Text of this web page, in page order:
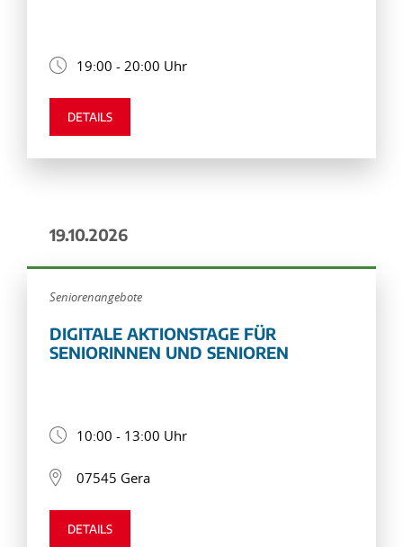
19:00 - 20:00 Uhr
DETAILS
19.10.2026
Seniorenangebote
DIGITALE AKTIONSTAGE FÜR
SENIORINNEN UND SENIOREN
10:00 - 13:00 Uhr
07545 Gera
DETAILS